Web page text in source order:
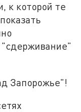
к которой те
Запорожье"!